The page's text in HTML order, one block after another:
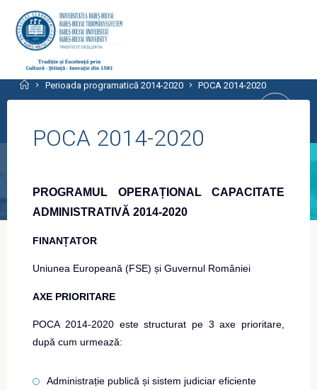
content
CENTRUL PROGRAMELOR
UNIVERSITATEA BABEŞ-BOLYAI, CLUJ-
HomePerioada programatică 2014-2020 POCA 2014-2020
POCA 2014-2020
PROGRAMUL OPERAȚIONAL CAPACITATE
ADMINISTRATIVĂ 2014-2020
FINANȚATOR
Uniunea Europeană (FSE) și Guvernul României
AXE PRIORITARE
POCA 2014-2020 este structurat pe 3 axe prioritare,
după cum urmează:
Administrație publică și sistem judiciar eficiente